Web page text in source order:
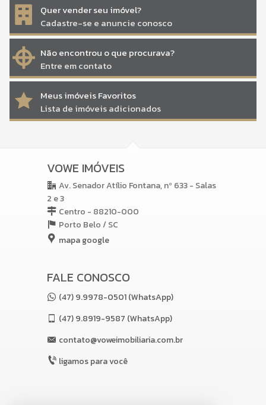
Quer vender seu imóvel?
Cadastre-se e anuncie conosco
Não encontrou o que procurava?
Entre em contato
Meus imóveis Favoritos
Lista de imóveis adicionados
VOWE IMÓVEIS
Av. Senador Atílio Fontana, nº 633 - Salas
2 e 3
Centro - 88210-000
Porto Belo /SC
mapa google
FALE CONOSCO
(47) 9.9978-0501 (WhatsApp)
(47)9.8919-9587 (WhatsApp)
contato@voweimobiliaria.com.br
ligamos para você